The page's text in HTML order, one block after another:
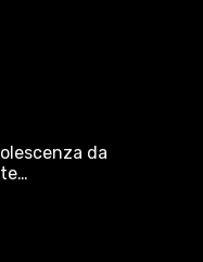
da